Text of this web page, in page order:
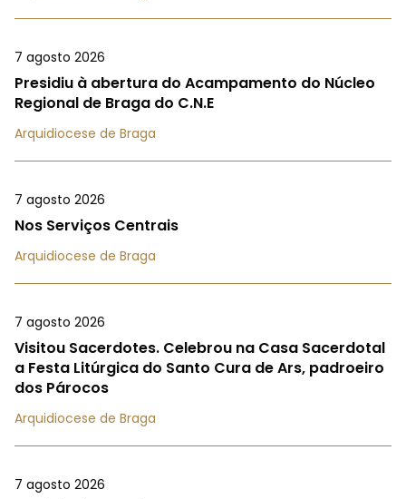
7 agosto 2026
Presidiu à abertura do Acampamento do Núcleo
Regional de Braga do C.N.E
Arquidiocese de Braga
7 agosto 2026
Nos Serviços Centrais
Arquidiocese de Braga
7 agosto 2026
Visitou Sacerdotes. Celebrou na Casa Sacerdotal
a Festa Litúrgica do Santo Cura de Ars, padroeiro
dos Párocos
Arquidiocese de Braga
7 agosto 2026